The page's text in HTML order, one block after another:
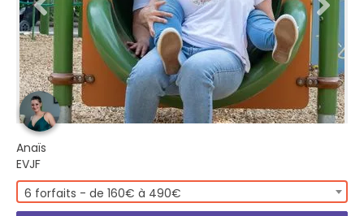
Anaïs
EVJF
6 forfaits - de 160€ à 490€